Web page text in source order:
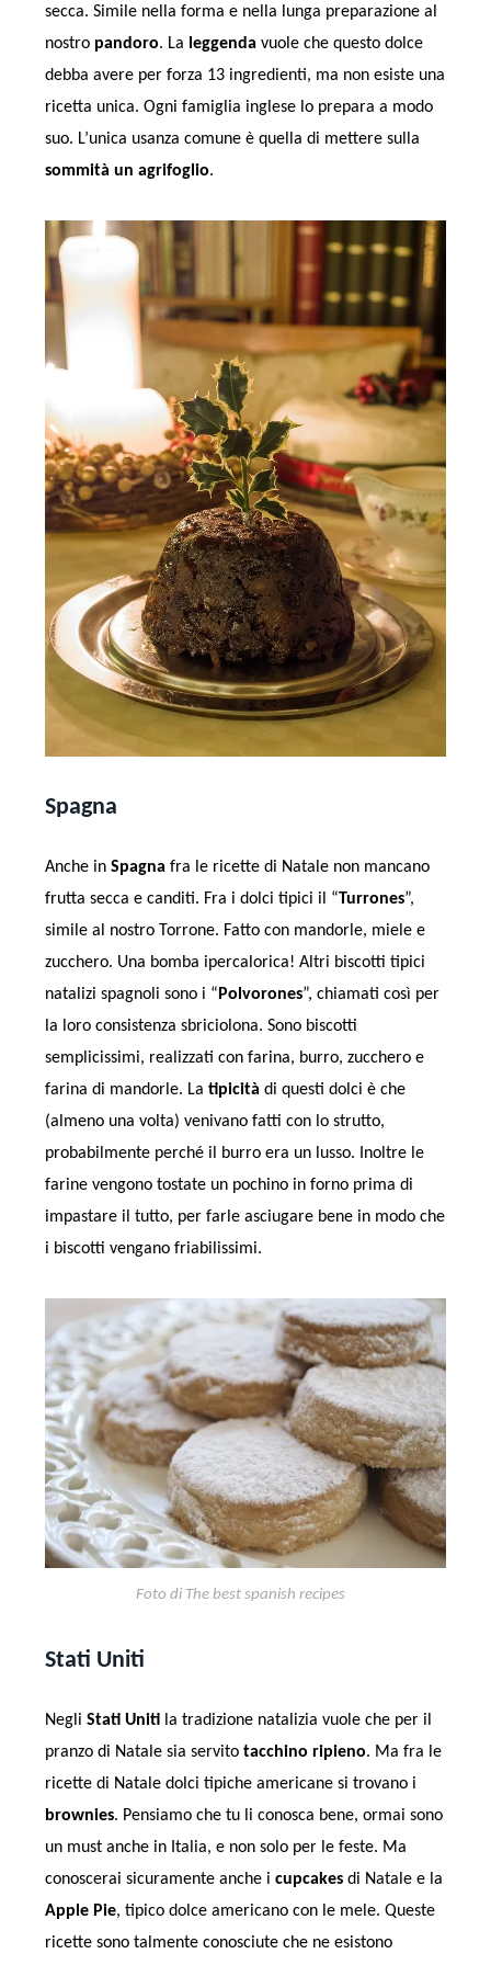
secca. Simile nella forma e nella lunga preparazione al
nostro pandoro. La leggenda vuole che questo dolce
debba avere per forza 13 ingredienti, ma non esiste una
ricetta unica. Ogni famiglia inglese lo prepara a modo
suo. L’unica usanza comune è quella di mettere sulla
sommità un agrifoglio.
Spagna
Anche in Spagna fra le ricette di Natale non mancano
frutta secca e canditi. Fra i dolci tipici il “Turrones”,
simile al nostro Torrone. Fatto con mandorle, miele e
zucchero. Una bomba ipercalorica! Altri biscotti tipici
natalizi spagnoli sono i “Polvorones”, chiamati così per
la loro consistenza sbriciolona. Sono biscotti
semplicissimi, realizzati con farina, burro, zucchero e
farina di mandorle. La tipicità di questi dolci è che
(almeno una volta) venivano fatti con lo strutto,
probabilmente perché il burro era un lusso. Inoltre le
farine vengono tostate un pochino in forno prima di
impastare il tutto, per farle asciugare bene in modo che
i biscotti vengano friabilissimi.
Foto di The best spanish recipes
Stati Uniti
Negli Stati Unitila tradizione natalizia vuole che per il
pranzo di Natale sia servito tacchino ripieno. Ma fra le
ricette di Natale dolci tipiche americane si trovano i
brownies. Pensiamo che tu li conosca bene, ormai sono
un must anche in Italia, e non solo per le feste. Ma
conoscerai sicuramente anche i cupcakesdi Natale e la
Apple Pie, tipico dolce americano con le mele. Queste
ricette sono talmente conosciute che ne esistono